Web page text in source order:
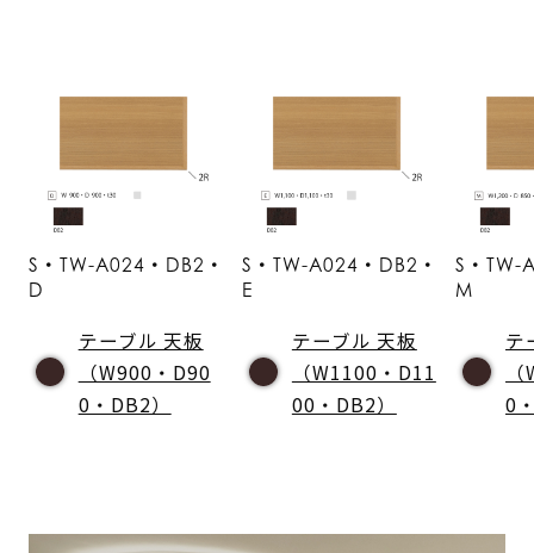
S・TW-A024・DB2・
D
テーブル 天板
（W900・D90
0・DB2）
S・TW-A024・DB2・
E
テーブル 天板
（W1100・D11
00・DB2）
S・TW-
M
テ
0